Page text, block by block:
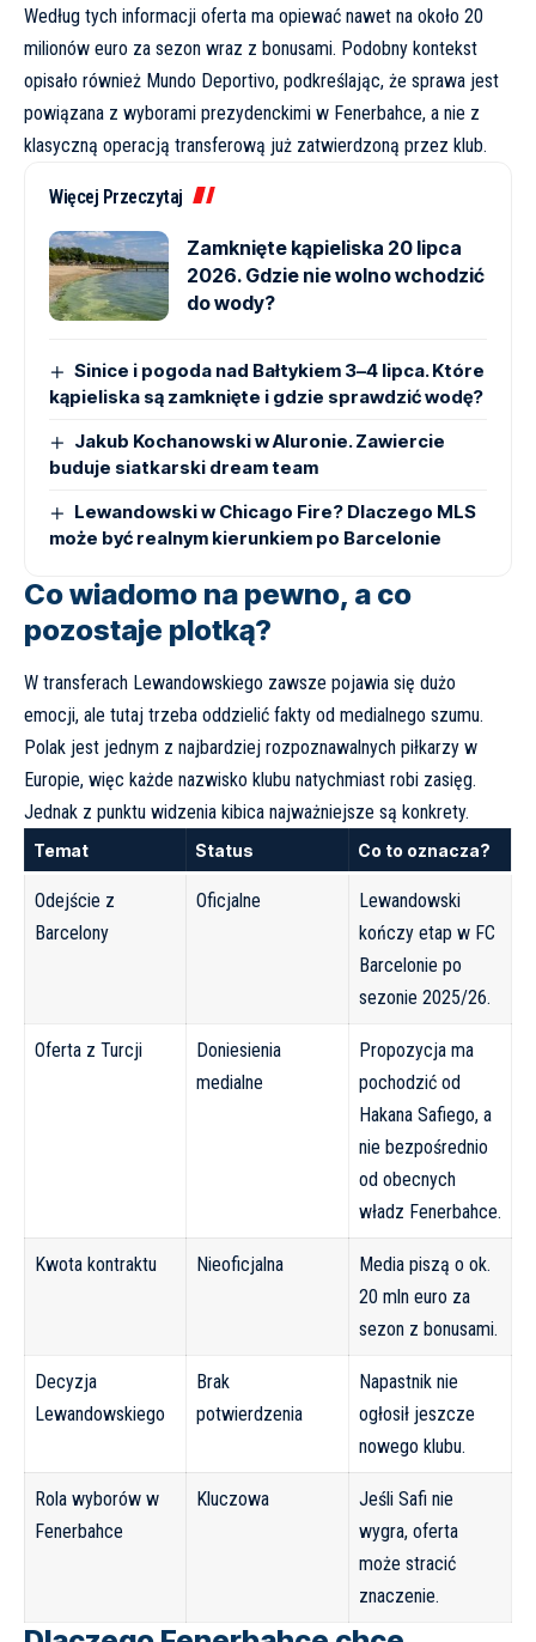
Według tych informacji oferta ma opiewać nawet na około 20
milionów euro za sezon wraz z bonusami. Podobny kontekst
opisało również Mundo Deportivo, podkreślając, że sprawa jest
powiązana z wyborami prezydenckimi w Fenerbahce, a nie z
klasyczną operacją transferową już zatwierdzoną przez klub.
Więcej Przeczytaj
Zamknięte kąpieliska 20 lipca
2026. Gdzie nie wolno wchodzić
do wody?
Sinice i pogoda nad Bałtykiem 3–4 lipca. Które
kąpieliska są zamknięte i gdzie sprawdzić wodę?
Jakub Kochanowski w Aluronie. Zawiercie
buduje siatkarski dream team
Lewandowski w Chicago Fire? Dlaczego MLS
może być realnym kierunkiem po Barcelonie
Co wiadomo na pewno, a co
pozostaje plotką?
W transferach Lewandowskiego zawsze pojawia się dużo
emocji, ale tutaj trzeba oddzielić fakty od medialnego szumu.
Polak jest jednym z najbardziej rozpoznawalnych piłkarzy w
Europie, więc każde nazwisko klubu natychmiast robi zasięg.
Jednak z punktu widzenia kibica najważniejsze są konkrety.
Temat Status Co to oznacza?
Odejście z
Barcelony
Oficjalne
Lewandowski
kończy etap w FC
Barcelonie po
sezonie 2025/26.
Oferta z Turcji
Doniesienia
medialne
Propozycja ma
pochodzić od
Hakana Safiego, a
nie bezpośrednio
od obecnych
władz Fenerbahce.
Kwota kontraktu Nieoficjalna
Media piszą o ok.
20 mln euro za
sezon z bonusami.
Decyzja
Lewandowskiego
Brak
potwierdzenia
Napastnik nie
ogłosił jeszcze
nowego klubu.
Rola wyborów w
Fenerbahce
Kluczowa
Jeśli Safi nie
wygra, oferta
może stracić
znaczenie.